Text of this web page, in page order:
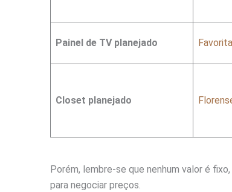
Painel de TV planejado Favorita
Closet planejado
Porém, lembre-se que nenhum valor é
para negociar preços.